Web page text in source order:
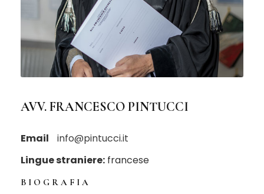
AVV. FRANCESCO PINTUCCI
Email
info@pintucci.it
Lingue straniere: francese
BIOGRAFIA